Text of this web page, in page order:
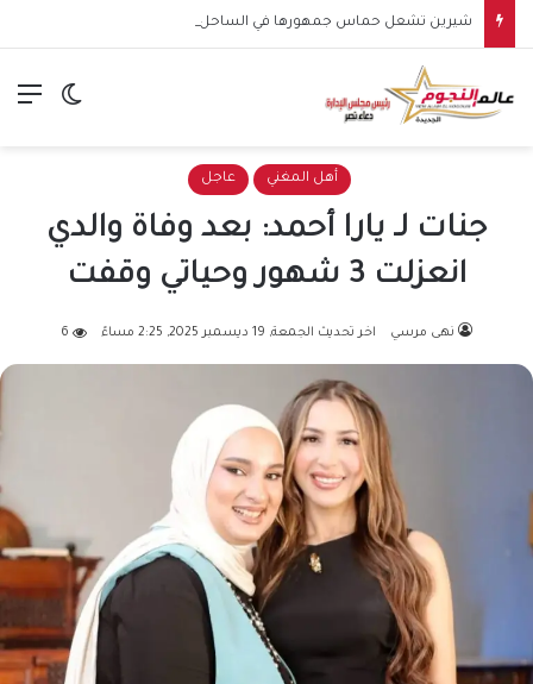
الوضع
أهل المغني عاجل
جنات لـ يارا أحمد: بعد وفاة والدي
انعزلت 3 شهور وحياتي وقفت
نهى مرسي اخر تحديث الجمعة, 19 ديسمبر 2025, 2:25 مساءً 6